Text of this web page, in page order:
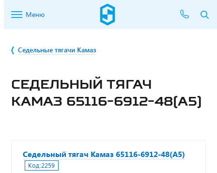
Меню
Седельные тягачи Камаз
СЕДЕЛЬНЫЙ ТЯГАЧ
КАМАЗ 65116-6912-48(А5)
Седельный тягач Камаз 65116-6912-48(А5)
Код:2259